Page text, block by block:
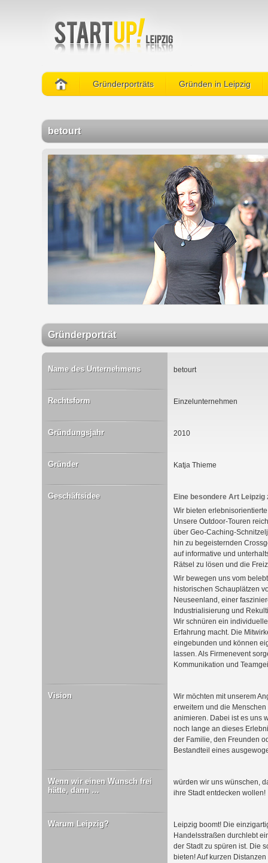
Gründerporträts Gründen in Leipzig
betourt
Gründerporträt
Name des Unternehmens betourt
Rechtsform Einzelunternehmen
Gründungsjahr 2010
Gründer Katja Thieme
Geschäftsidee
Eine besondere Art Leipzig
Wir bieten
Unsere Outdoor-Touren
über Geo-Caching-
hin zu begeisternden
auf informative und
Rätsel zu lösen und die
Wir bewegen uns vom
historischen Schauplätzen
Neuseenland, einer
Industrialisierung und
Wir schnüren ein
Erfahrung macht. Die
eingebunden und können
lassen. Als Firmenevent
Kommunikation und
Vision
Wir möchten mit unserem
erweitern und die
animieren. Dabei ist es uns
noch lange an dieses
der Familie, den Freunden
Bestandteil eines
Wenn wir einen Wunsch frei
hätte, dann …
würden wir uns wünschen,
ihre Stadt entdecken wollen!
Warum Leipzig?
Leipzig boomt! Die
Handelsstraßen durchlebt
der Stadt zu spüren ist. Die
bieten! Auf kurzen